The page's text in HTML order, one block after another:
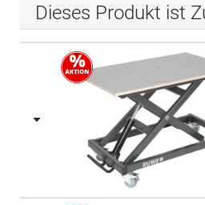
Dieses Produkt ist